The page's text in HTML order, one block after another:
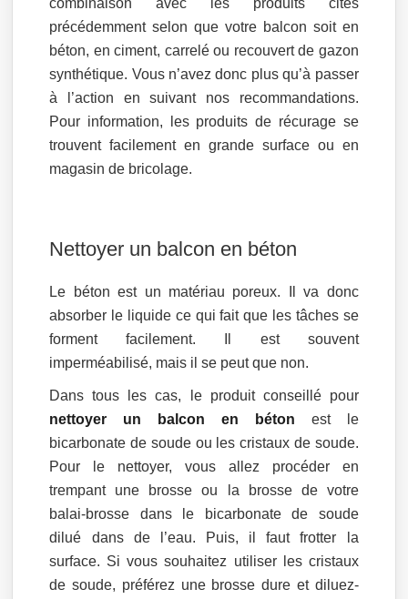
précédemment selon que votre balcon soit en
béton, en ciment, carrelé ou recouvert de gazon
synthétique. Vous n’avez donc plus qu’à passer
à l’action en suivant nos recommandations.
Pour information, les produits de récurage se
trouvent facilement en grande surface ou en
magasin de bricolage.
Nettoyer un balcon en béton
Le béton est un matériau poreux. Il va donc
absorber le liquide ce qui fait que les tâches se
forment facilement. Il est souvent
imperméabilisé, mais il se peut que non.
Dans tous les cas, le produit conseillé pour
nettoyer un balcon en béton est le
bicarbonate de soude ou les cristaux de soude.
Pour le nettoyer, vous allez procéder en
trempant une brosse ou la brosse de votre
balai-brosse dans le bicarbonate de soude
dilué dans de l’eau. Puis, il faut frotter la
surface. Si vous souhaitez utiliser les cristaux
de soude, préférez une brosse dure et diluez-